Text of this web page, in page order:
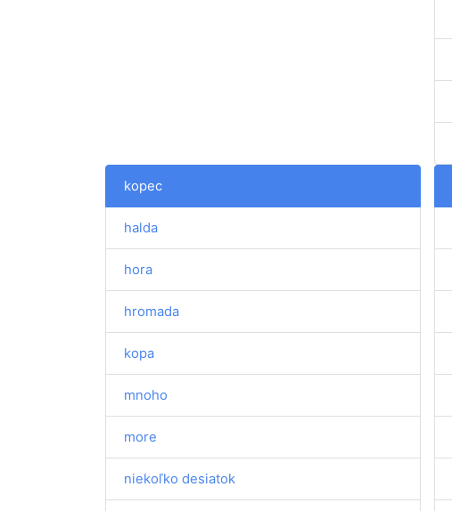
kopec
halda
hora
hromada
kopa
mnoho
more
niekoľko desiatok